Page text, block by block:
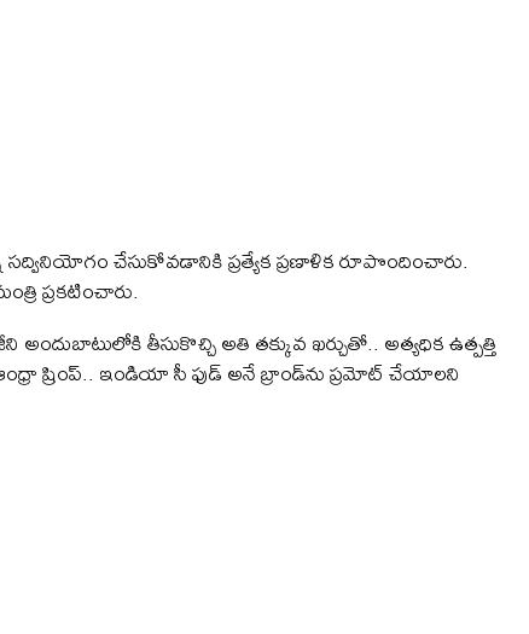
సద్వినియోగం చేసుకోవడానికి ప్రత్యేక ప్రణాళిక రూపొందించారు.
ప్రకటించారు.
తీసుకొచ్చి అతి తక్కువ ఖర్చుతో.. అత్యధిక ఉత్పత్తి
ష్రింప్‌.. ఇండియా సీ ఫుడ్‌ అనే బ్రాండ్‌ను ప్రమోట్‌ చేయాలని